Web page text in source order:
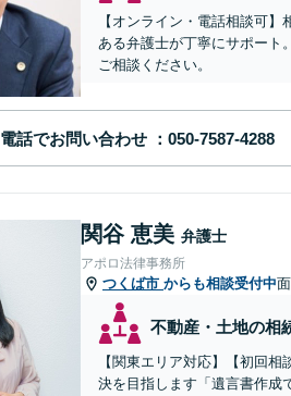
【オンライン・電話相談可
ある弁護士が丁寧にサポート
ご相談ください。
電話でお問い合わせ
関谷 恵美 弁護士
アポロ法律事務所
つくば市 からも相談受付中
不動産・土地の相
【関東エリア対応】【初回
決を目指します「遺言書作成